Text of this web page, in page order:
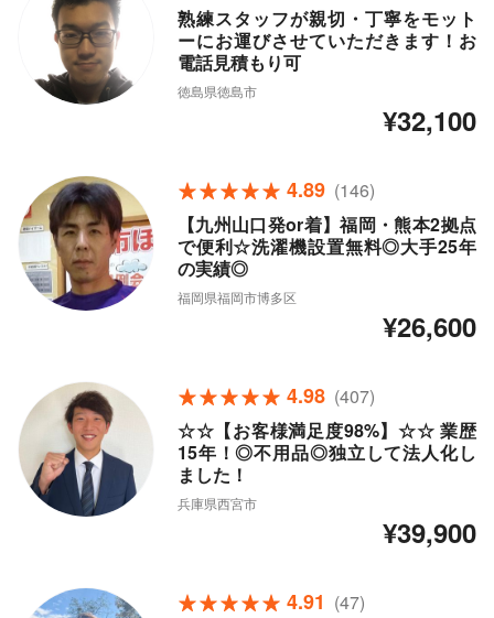
熟練スタッフが親切・丁寧をモット
ーにお運びさせていただきます！お
電話見積もり可
徳島県徳島市
¥32,100
4.89 (146)
【九州山口発or着】福岡・熊本2拠点
で便利☆洗濯機設置無料◎大手25年
の実績◎
福岡県福岡市博多区
¥26,600
4.98 (407)
☆☆【お客様満足度98%】☆☆ 業歴
15年！◎不用品◎独立して法人化し
ました！
兵庫県西宮市
¥39,900
4.91 (47)